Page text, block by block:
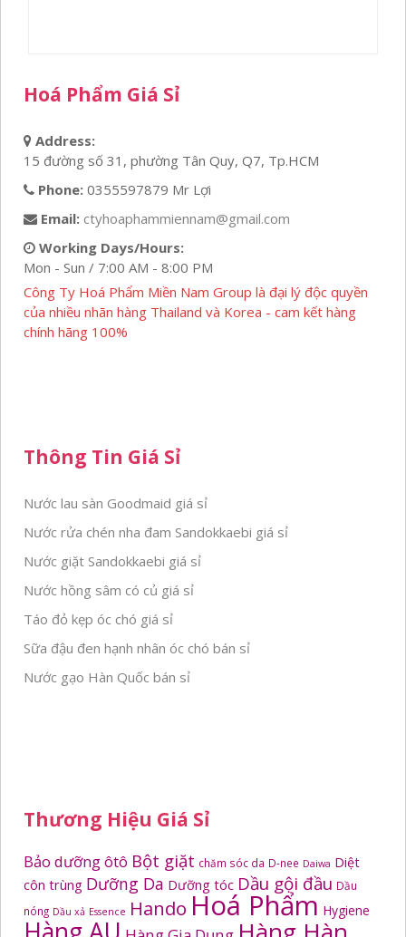
Hoá Phẩm Giá Sỉ
Address:
15 đường số 31, phường Tân Quy, Q7, Tp.HCM
Phone: 0355597879 Mr Lợi
Email: ctyhoaphammiennam@gmail.com
Working Days/Hours:
Mon - Sun / 7:00 AM - 8:00 PM
Công Ty Hoá Phẩm Miền Nam Group là đại lý độc quyền
của nhiều nhãn hàng Thailand và Korea - cam kết hàng
chính hãng 100%
Thông Tin Giá Sỉ
Nước lau sàn Goodmaid giá sỉ
Nước rửa chén nha đam Sandokkaebi giá sỉ
Nước giặt Sandokkaebi giá sỉ
Nước hồng sâm có củ giá sỉ
Táo đỏ kẹp óc chó giá sỉ
Sữa đậu đen hạnh nhân óc chó bán sỉ
Nước gạo Hàn Quốc bán sỉ
Thương Hiệu Giá Sỉ
Bảo dưỡng ôtô Bột giặt chăm sóc da D-nee Daiwa Diệt
côn trùng Dưỡng Da Dưỡng tóc Dầu gội đầu Dầu
nóng Dầu xả Essence Hando Hoá Phẩm Hygiene